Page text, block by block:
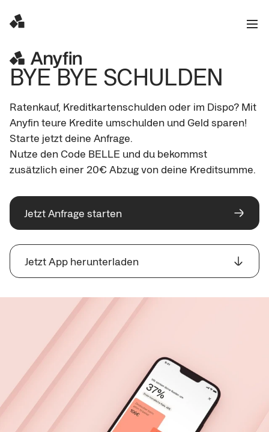
BYE BYE SCHULDEN
Ratenkauf, Kreditkartenschulden oder im Dispo? Mit
Anyfin teure Kredite umschulden und Geld sparen!
Starte jetzt deine Anfrage.
Nutze den Code BELLE und du bekommst
zusätzlich einer 20€ Abzug von deine Kreditsumme.
Jetzt Anfrage starten
Jetzt App herunterladen